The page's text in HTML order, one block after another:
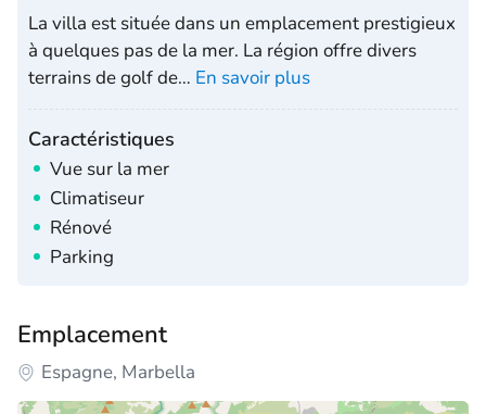
La villa est située dans un emplacement prestigieux
à quelques pas de la mer. La région offre divers
terrains de golf de… En savoir plus
Caractéristiques
Vue sur la mer
Climatiseur
Rénové
Parking
Emplacement
Espagne, Marbella